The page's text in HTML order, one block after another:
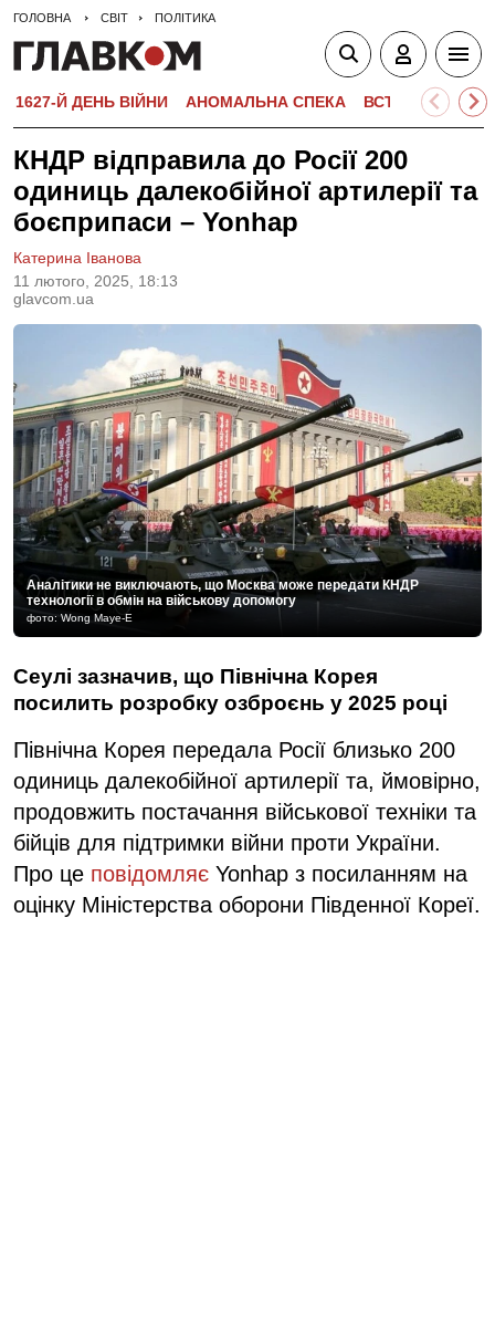
ГОЛОВНА СВІТ ПОЛІТИКА
1627-Й ДЕНЬ ВІЙНИ АНОМАЛЬНА СПЕКА ВСТУПНА
КНДР відправила до Росії 200
одиниць далекобійної артилерії та
боєприпаси – Yonhap
11 лютого, 2025, 18:13
glavcom.ua
Катерина Іванова
Аналітики не виключають, що Москва може передати КНДР
технології в обмін на військову допомогу
фото: Wong Maye-E
Сеулі зазначив, що Північна Корея
посилить розробку озброєнь у 2025 році
Північна Корея передала Росії близько 200
одиниць далекобійної артилерії та, ймовірно,
продовжить постачання військової техніки та
бійців для підтримки війни проти України.
Про це повідомляє Yonhap з посиланням на
оцінку Міністерства оборони Південної Кореї.